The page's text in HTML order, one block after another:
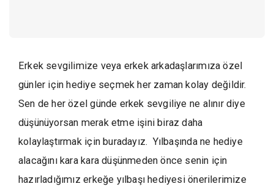
Erkek sevgilimize veya erkek arkadaşlarımıza özel
günler için hediye seçmek her zaman kolay değildir.
Sen de her özel günde erkek sevgiliye ne alınır diye
düşünüyorsan merak etme işini biraz daha
kolaylaştırmak için buradayız. Yılbaşında ne hediye
alacağını kara kara düşünmeden önce senin için
hazırladığımız erkeğe yılbaşı hediyesi önerilerimize